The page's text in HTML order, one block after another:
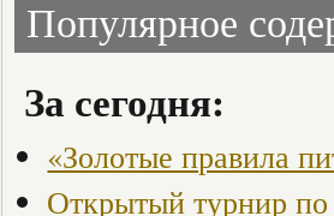
Популярное
За сегодня:
«Золотые правила
Открытый турнир